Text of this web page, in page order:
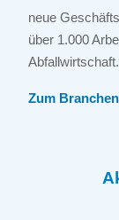
neue
über 1.000
Abfallwirtschaft.
Zum